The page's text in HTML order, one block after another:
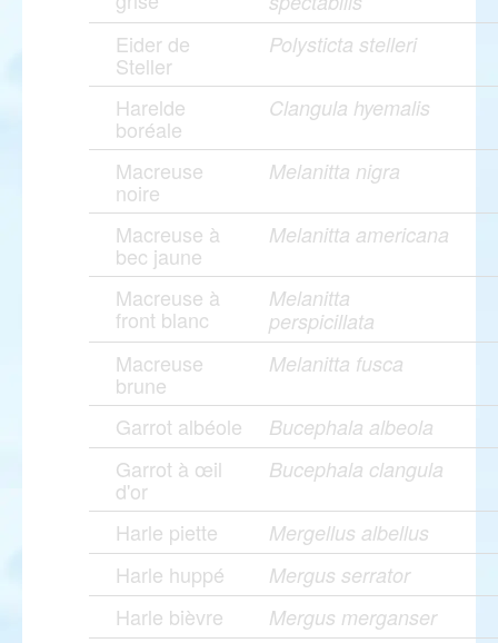
Eider de
Steller
Polysticta stelleri
Harelde
boréale
Clangula hyemalis
Macreuse
noire
Melanitta nigra
Macreuse à
bec jaune
Melanitta americana
Macreuse à
front blanc
Melanitta
perspicillata
Macreuse
brune
Melanitta fusca
Garrot albéole Bucephala albeola
Garrot à œil
d'or
Bucephala clangula
Harle piette Mergellus albellus
Harle huppé Mergus serrator
Harle bièvre Mergus merganser